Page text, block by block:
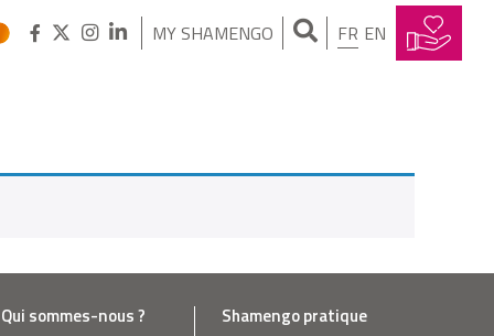
MY SHAMENGO FR EN
Qui sommes-nous ? Shamengo pratique